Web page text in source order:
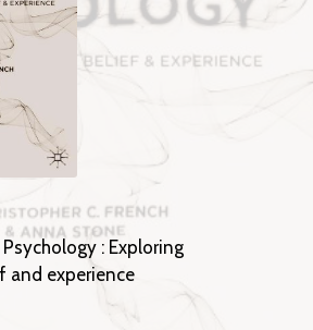
: Exploring
and experience